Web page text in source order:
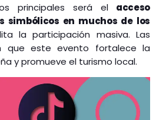
principales será el acceso
simbólicos en muchos de los
la participación masiva. Las
que este evento fortalece la
y promueve el turismo local.